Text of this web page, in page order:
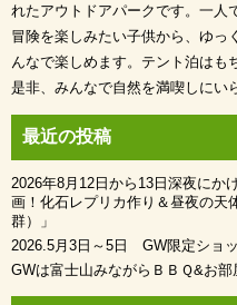
れたアウトドアパークです。一人
冒険を楽しみたい子供から、ゆっ
んなで楽しめます。テント泊はも
是非、みんなで自然を満喫しにい
最近の投稿
2026年8月12日から13日深夜にか
画！化石レプリカ作り＆昼夜の天
群）」
2026.5月3日～5日 GW限定ショッ
GWは富士山みながらＢＢＱ&お部